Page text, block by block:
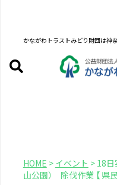
かながわトラストみどり財団は神
HOME > イベント > 18日
山公園） 除伐作業 【 県